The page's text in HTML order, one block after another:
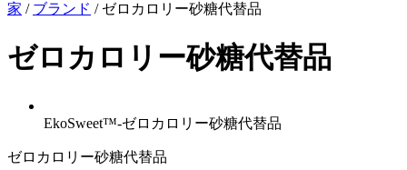
家 / ブランド / ゼロカロリー砂糖代替品
ゼロカロリー砂糖代替品
EkoSweet™-ゼロカロリー砂糖代替品
ゼロカロリー砂糖代替品